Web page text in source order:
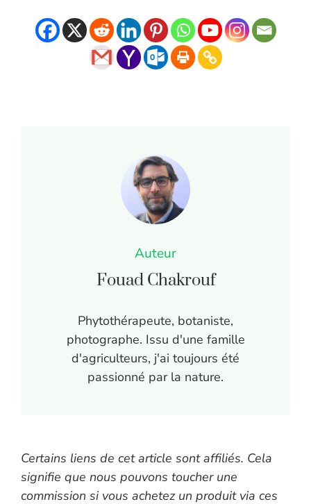
Auteur
Fouad Chakrouf
Phytothérapeute, botaniste,
photographe. Issu d'une famille
d'agriculteurs, j'ai toujours été
passionné par la nature.
Certains liens de cet article sont affiliés. Cela
signifie que nous pouvons toucher une
commission si vous achetez un produit via ces